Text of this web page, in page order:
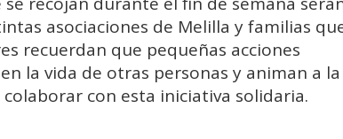
asociaciones de Melilla y familias
recuerdan que pequeñas acciones
la vida de otras personas y animan a la
con esta iniciativa solidaria.